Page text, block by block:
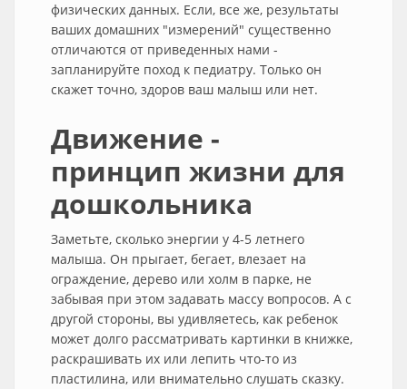
физических данных. Если, все же, результаты
ваших домашних "измерений" существенно
отличаются от приведенных нами -
запланируйте поход к педиатру. Только он
скажет точно, здоров ваш малыш или нет.
Движение -
принцип жизни для
дошкольника
Заметьте, сколько энергии у 4-5 летнего
малыша. Он прыгает, бегает, влезает на
ограждение, дерево или холм в парке, не
забывая при этом задавать массу вопросов. А с
другой стороны, вы удивляетесь, как ребенок
может долго рассматривать картинки в книжке,
раскрашивать их или лепить что-то из
пластилина, или внимательно слушать сказку.